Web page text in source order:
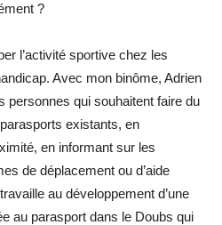
?
l’activité sportive chez les
Avec mon binôme, Adrien
personnes qui souhaitent faire du
existants, en
en informant sur les
de déplacement ou d’aide
au développement d’une
au parasport dans le Doubs qui